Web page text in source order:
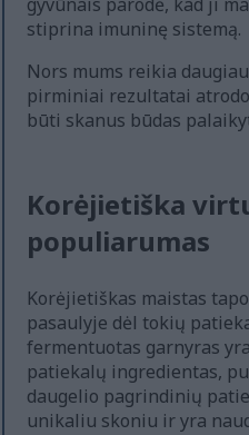
stiprina imuninę sistemą.
Nors mums reikia
pirminiai rezultatai
būti skanus būdas
Korėjietiška
populiarumas
Korėjietiškas maistas
pasaulyje dėl tokių
fermentuotas garnyras
patiekalų ingredientas,
daugelio pagrindinių
unikaliu skoniu ir yra